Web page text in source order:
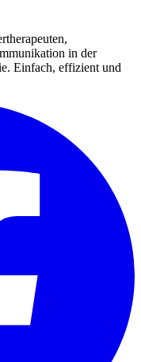
in der
Einfach, effizient und